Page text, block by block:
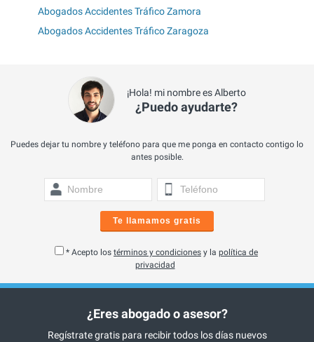
Abogados Accidentes Tráfico Zamora
Abogados Accidentes Tráfico Zaragoza
¡Hola! mi nombre es Alberto
¿Puedo ayudarte?
Puedes dejar tu nombre y teléfono para que me ponga en contacto contigo lo
antes posible.
Te llamamos gratis
* Acepto los términos y condiciones y la política de
privacidad
¿Eres abogado o asesor?
Regístrate gratis para recibir todos los días nuevos